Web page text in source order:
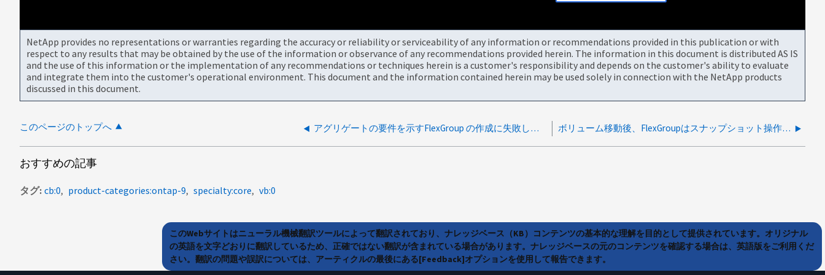
NetApp provides no representations or warranties regarding the accuracy or reliability or serviceability of any information or recommendations provided in this publication or with
respect to any results that may be obtained by the use of the information or observance of any recommendations provided herein. The information in this document is distributed AS IS
and the use of this information or the implementation of any recommendations or techniques herein is a customer's responsibility and depends on the customer's ability to evaluate
and integrate them into the customer's operational environment. This document and the information contained herein may be used solely in connection with the NetApp products
discussed in this document.
このページのトップへ アグリゲートの要件を示すFlexGroup の作成に失敗します ボリューム移動後、FlexGroupはスナップショット操作の準備ができていません
おすすめの記事
タグ cb:0 product-categories:ontap-9 specialty:core vb:0
このWebサイトはニューラル機械翻訳ツールによって翻訳されており、ナレッジベース（KB）コンテンツの基本的な理解を目的として提供されています。オリジナル
の英語を文字どおりに翻訳しているため、正確ではない翻訳が含まれている場合があります。ナレッジベースの元のコンテンツを確認する場合は、英語版をご利用くだ
さい。翻訳の問題や誤訳については、アーティクルの最後にある[Feedback]オプションを使用して報告できます。